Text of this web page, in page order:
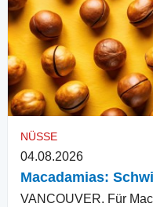
NÜSSE
04.08.2026
Macadamias:
VANCOUVER. Für